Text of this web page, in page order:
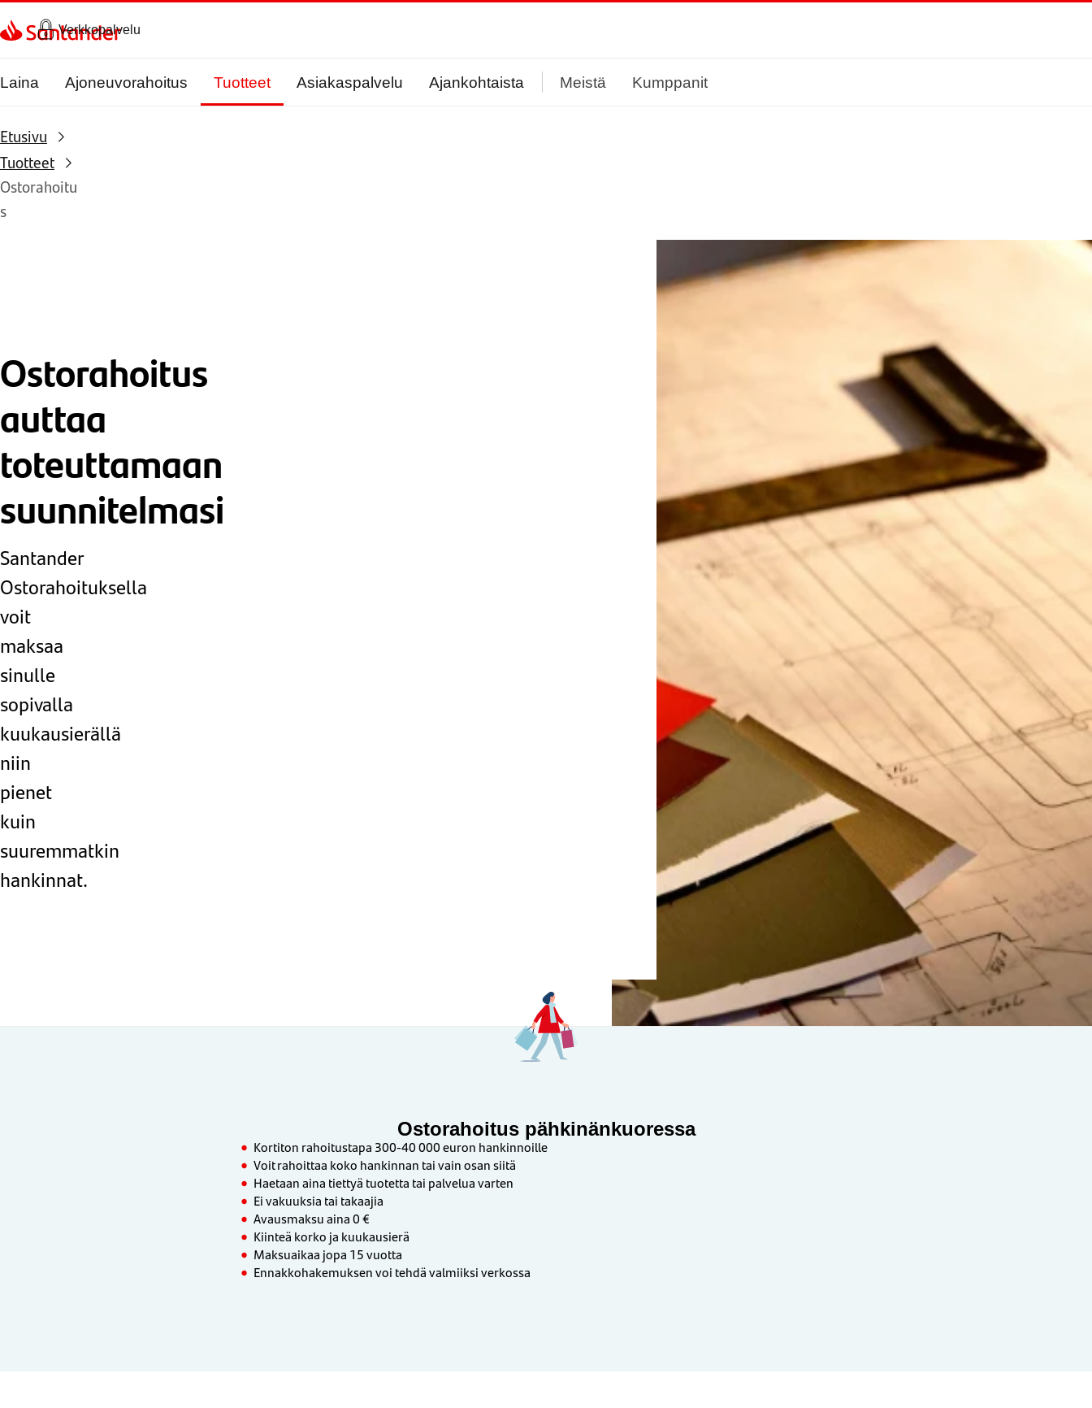
Siirry sivulle
Verkkopalvelu
Laina Ajoneuvorahoitus Tuotteet Asiakaspalvelu Ajankohtaista Meistä Kumppanit
Etusivu
Tuotteet
Ostorahoitu
s
Ostorahoitus
auttaa
toteuttamaan
suunnitelmasi
Santander
Ostorahoituksella
voit
maksaa
sinulle
sopivalla
kuukausierällä
niin
pienet
kuin
suuremmatkin
hankinnat.
Ostorahoitus pähkinänkuoressa
Kortiton rahoitustapa 300-40 000 euron hankinnoille
Voit rahoittaa koko hankinnan tai vain osan siitä
Haetaan aina tiettyä tuotetta tai palvelua varten
Ei vakuuksia tai takaajia
Avausmaksu aina 0 €
Kiinteä korko ja kuukausierä
Maksuaikaa jopa 15 vuotta
Ennakkohakemuksen voi tehdä valmiiksi verkossa